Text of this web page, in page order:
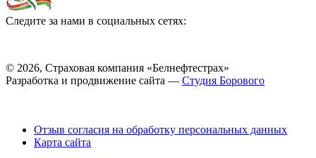
Следите за нами в социальных сетях:
© 2026, Страховая компания «Белнефтестрах»
Разработка и продвижение сайта — Студия Борового
Отзыв согласия на обработку персональных данных
Карта сайта